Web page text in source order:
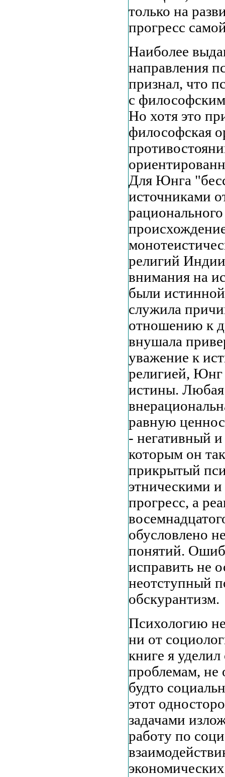
только на
прогресс
Наиболее
направления
признал, что
с
Но хотя это
философская
Для Юнга
источниками
религий
внимания на
были
служила
отношению к
внушала
уважение к
религией, Юнг
истины. Любая
равную
- негативный
которым он
прикрытый
этническими
прогресс, а
обусловлено
понятий.
исправить не
неотступный
обскурантизм.
Психологию
ни от
книге я
проблемам, не
будто
этот
задачами
работу по